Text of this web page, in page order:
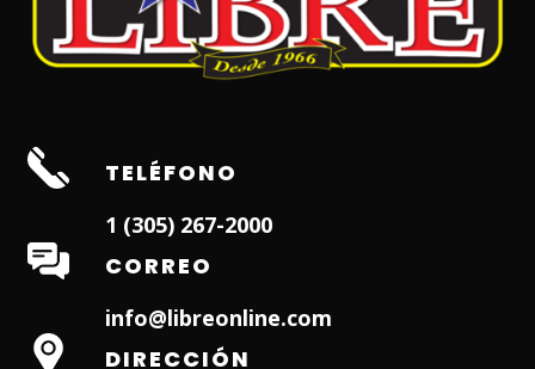
TELÉFONO
1 (305) 267-2000
CORREO
info@libreonline.com
DIRECCIÓN